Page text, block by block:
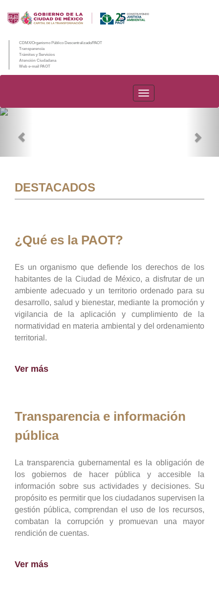
CDMX/Organismo Público Descentralizado/PAOT
Transparencia
Trámites y Servicios
Atención Ciudadana
Web e-mail PAOT
PAOT
DESTACADOS
¿Qué es la PAOT?
Es un organismo que defiende los derechos de los
habitantes de la Ciudad de México, a disfrutar de un
ambiente adecuado y un territorio ordenado para su
desarrollo, salud y bienestar, mediante la promoción y
vigilancia de la aplicación y cumplimiento de la
normatividad en materia ambiental y del ordenamiento
territorial.
Ver más
Transparencia e información
pública
La transparencia gubernamental es la obligación de
los gobiernos de hacer pública y accesible la
información sobre sus actividades y decisiones. Su
propósito es permitir que los ciudadanos supervisen la
gestión pública, comprendan el uso de los recursos,
combatan la corrupción y promuevan una mayor
rendición de cuentas.
Ver más